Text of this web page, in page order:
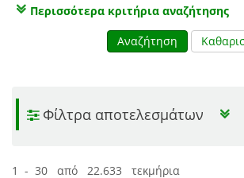
Περισσότερα κριτήρια αναζήτησης
Αναζήτηση
Φίλτρα αποτελεσμάτων
1 - 30 από 22.633 τεκμήρια